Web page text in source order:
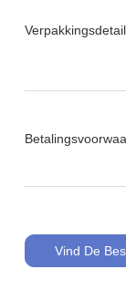
Vind De